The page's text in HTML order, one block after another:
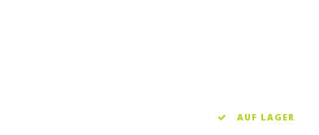
AUF LAGER